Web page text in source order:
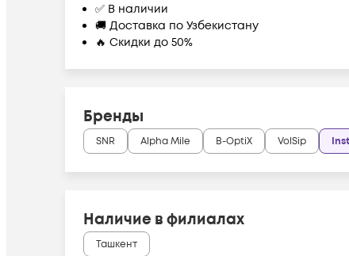
✅ В наличии
🚚 Доставка по Узбекистану
🔥 Скидки до 50%
Бренды
SNR Alpha Mile B-OptiX VolSip
Наличие в филиалах
Ташкент